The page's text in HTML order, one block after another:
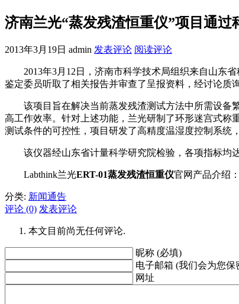
济南兰光“蒸发残渣恒重仪”项目通
2013年3月19日 admin 发表评论 阅读评论
2013年3月12日，济南市科学技术局组织来自山东省
鉴定委员听取了相关报告并审查了呈报资料，经讨论质
该项目旨在解决当前蒸发残渣测试方法中所需设备繁
高工作效率。针对上述功能，兰光研制了环形迷宫式称
测试条件的可控性，项目研发了高精度温湿度控制系统
该仪器经山东省计量科学研究院检验，各项指标均达
Labthink兰光ERT-01蒸发残渣恒重仪官网产品介绍：
分类: 新闻通告
评论 (0) 发表评论
本文目前尚无任何评论.
昵称 (必填)
电子邮箱 (我们会为您保
网址